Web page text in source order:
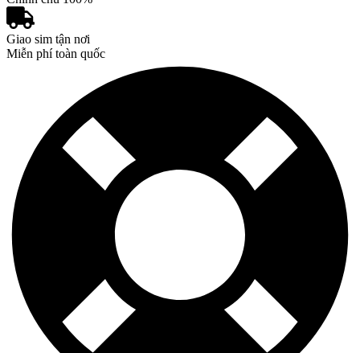
Giao sim tận nơi
Miễn phí toàn quốc